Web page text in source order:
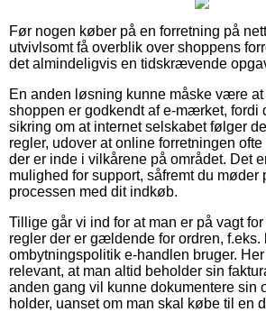
Før nogen køber på en forretning på
utvivlsomt få overblik over shoppens
det almindeligvis en tidskrævende
En anden løsning kunne måske være
shoppen er godkendt af e-mærket, fordi
sikring om at internet selskabet følger
regler, udover at online forretningen
der er inde i vilkårene på området. Det
mulighed for support, såfremt du møder
processen med dit indkøb.
Tillige går vi ind for at man er på vagt
regler der er gældende for ordren, f.eks.
ombytningspolitik e-handlen bruger.
relevant, at man altid beholder sin
anden gang vil kunne dokumentere sin
holder, uanset om man skal købe til en